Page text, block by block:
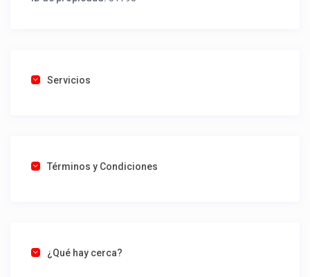
Servicios
Términos y Condiciones
¿Qué hay cerca?